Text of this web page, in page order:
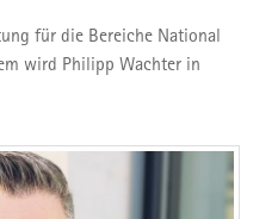
für die Bereiche National
wird Philipp Wachter in